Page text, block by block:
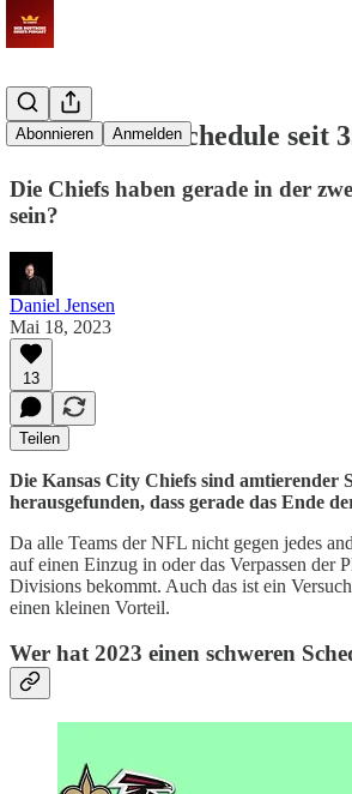
Abonnieren Anmelden
Der härteste Schedule seit
Die Chiefs haben gerade in der
sein?
Daniel Jensen
Mai 18, 2023
13
Teilen
Die Kansas City Chiefs sind amtierender
herausgefunden, dass gerade das Ende
Da alle Teams der NFL nicht gegen jedes
auf einen Einzug in oder das Verpassen der
Divisions bekommt. Auch das ist ein
einen kleinen Vorteil.
Wer hat 2023 einen schweren